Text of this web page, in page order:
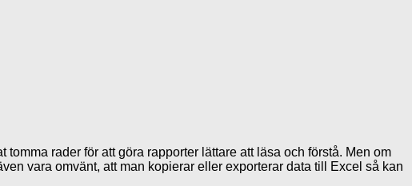
rader för att göra rapporter lättare att läsa och förstå. Men om
vara omvänt, att man kopierar eller exporterar data till Excel så kan